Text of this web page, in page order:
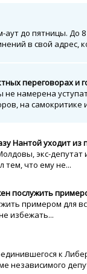
до пятницы. До
в свой адрес,
переговорах и
намерена
на самокритике
Нантой уходит из
экс-депутат
что ему не...
послужить
примером для
избежать...
к
независимого